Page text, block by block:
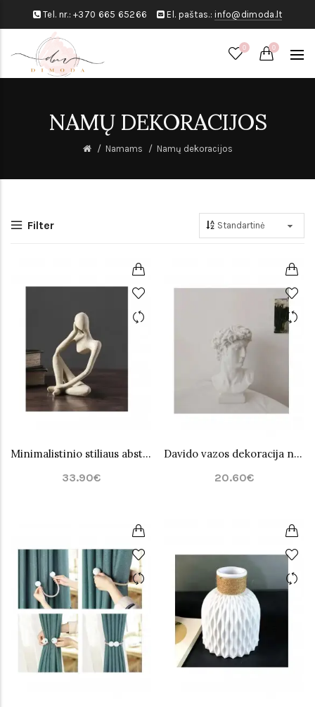
Tel. nr.:+370 665 65266 El. paštas.:info@dimoda.lt
0 0
NAMŲ DEKORACIJOS
Namams Namų dekoracijos
Filter
Minimalistinio stiliaus abstraktaus mąstytojo statula
33.90€
Davido vazos dekoracija namams
20.60€